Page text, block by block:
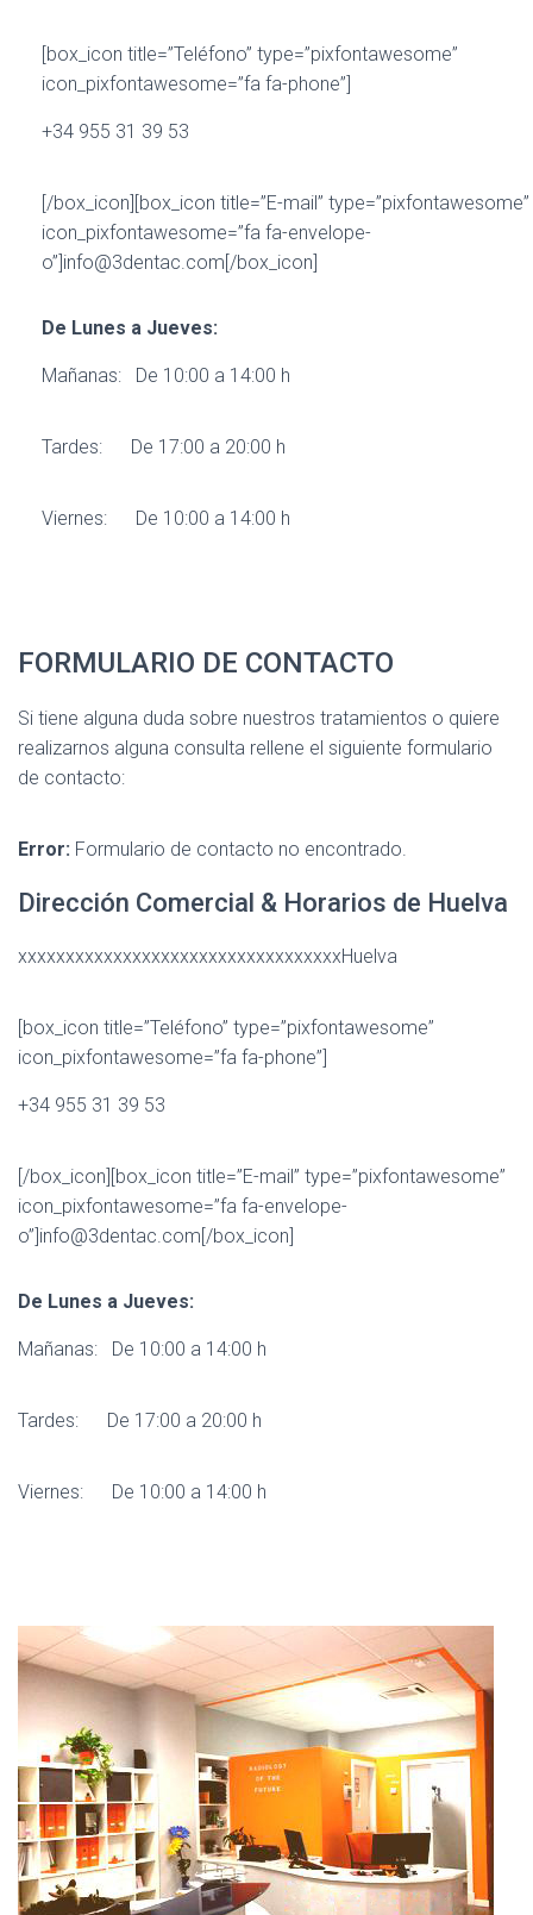
[box_icon title=”Teléfono” type=”pixfontawesome”
icon_pixfontawesome=”fa fa-phone”]
+34 955 31 39 53
[/box_icon][box_icon title=”E-mail” type=”pixfontawesome”
icon_pixfontawesome=”fa fa-envelope-
o”]info@3dentac.com[/box_icon]
De Lunes a Jueves:
Mañanas: De 10:00 a 14:00 h
Tardes: De 17:00 a 20:00 h
Viernes: De 10:00 a 14:00 h
FORMULARIO DE CONTACTO
Si tiene alguna duda sobre nuestros tratamientos o quiere
realizarnos alguna consulta rellene el siguiente formulario
de contacto:
Error: Formulario de contacto no encontrado.
Dirección Comercial & Horarios de Huelva
xxxxxxxxxxxxxxxxxxxxxxxxxxxxxxxxxxHuelva
[box_icon title=”Teléfono” type=”pixfontawesome”
icon_pixfontawesome=”fa fa-phone”]
+34 955 31 39 53
[/box_icon][box_icon title=”E-mail” type=”pixfontawesome”
icon_pixfontawesome=”fa fa-envelope-
o”]info@3dentac.com[/box_icon]
De Lunes a Jueves:
Mañanas: De 10:00 a 14:00 h
Tardes: De 17:00 a 20:00 h
Viernes: De 10:00 a 14:00 h